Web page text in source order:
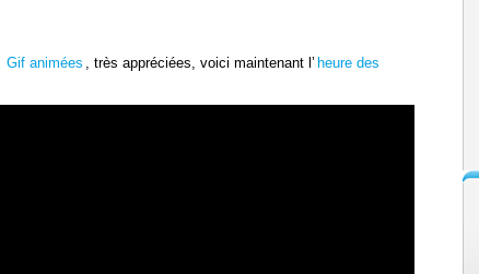
Gif animées , très appréciées, voici maintenant l’ heure des